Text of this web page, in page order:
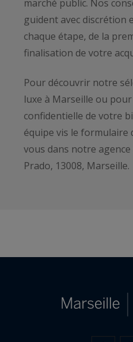
marché public. Nos
guident avec discrétion
chaque étape, de la
finalisation de votre
Pour découvrir notre
luxe à Marseille ou
confidentielle de votre
équipe vis le formulaire
vous dans notre
Prado, 13008, Marseille.